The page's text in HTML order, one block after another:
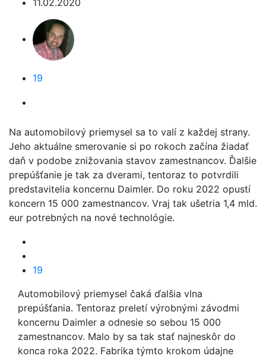
11.02.2020
19
Na automobilový priemysel sa to valí z každej strany.
Jeho aktuálne smerovanie si po rokoch začína žiadať
daň v podobe znižovania stavov zamestnancov. Ďalšie
prepúšťanie je tak za dverami, tentoraz to potvrdili
predstavitelia koncernu Daimler. Do roku 2022 opustí
koncern 15 000 zamestnancov. Vraj tak ušetria 1,4 mld.
eur potrebných na nové technológie.
19
Automobilový priemysel čaká ďalšia vlna
prepúšťania. Tentoraz preletí výrobnými závodmi
koncernu Daimler a odnesie so sebou 15 000
zamestnancov. Malo by sa tak stať najneskôr do
konca roka 2022. Fabrika týmto krokom údajne